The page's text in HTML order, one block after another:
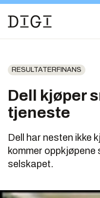
RESULTATERFINANS
Dell kjøper
tjeneste
Dell har nesten ikke
kommer oppkjøpene
selskapet.